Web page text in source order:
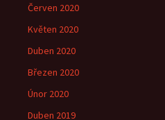
Červen 2020
Květen 2020
Duben 2020
Březen 2020
Únor 2020
Duben 2019